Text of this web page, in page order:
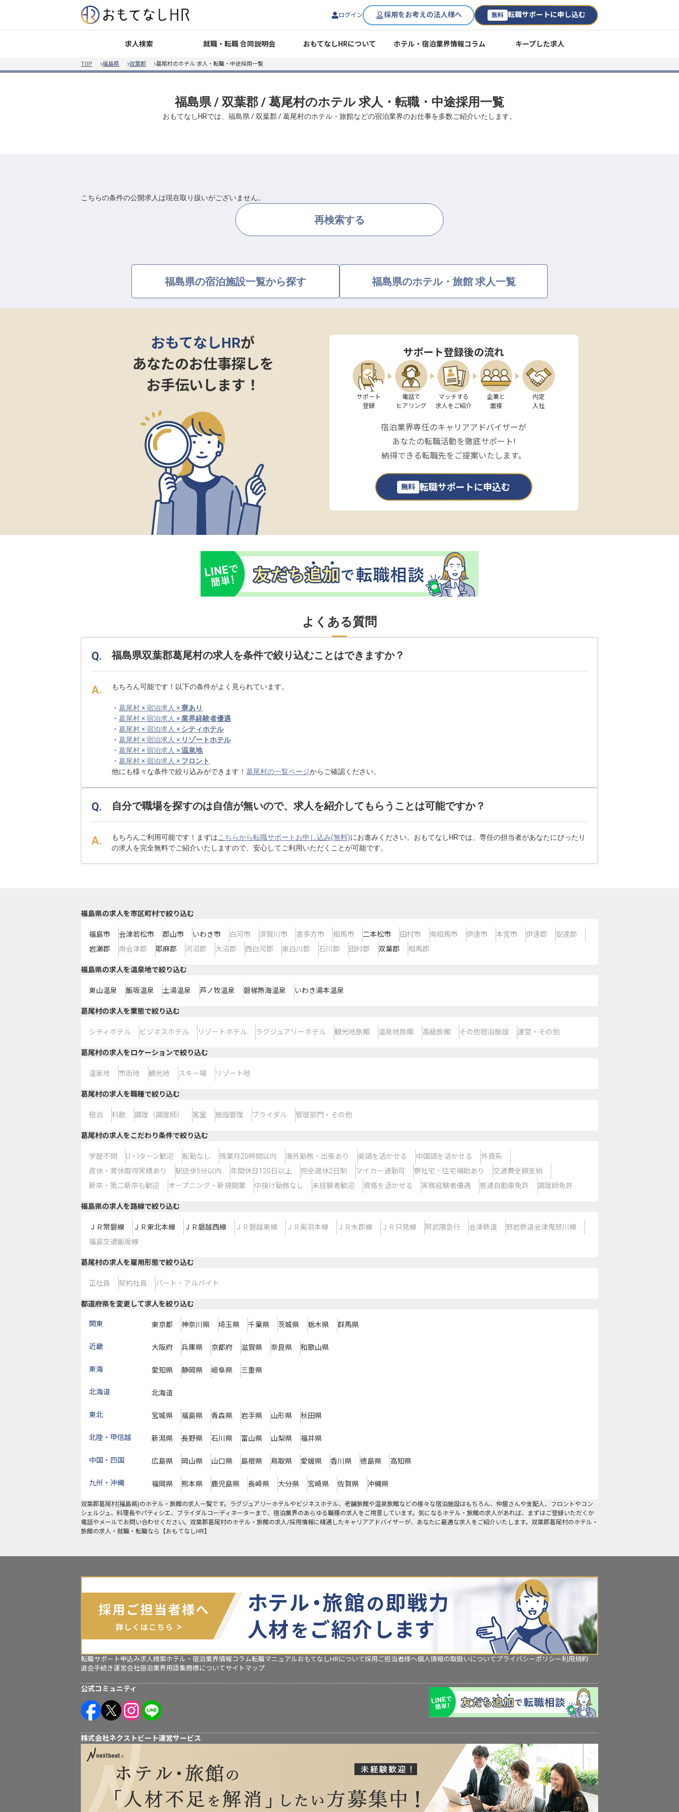
ログイン 採用をお考えの法人様へ 無料 転職サポートに申し込む
求人検索 就職・転職 合同説明会 おもてなしHRについて ホテル・宿泊業界情報コラム キープした求人
TOP 福島県 双葉郡 葛尾村のホテル 求人・転職・中途採用一覧
福島県 / 双葉郡 / 葛尾村のホテル 求人・転職・中途採用一覧
おもてなしHRでは、福島県 / 双葉郡 / 葛尾村のホテル・旅館などの宿泊業界のお仕事を多数ご紹介いたします。
こちらの条件の公開求人は現在取り扱いがございません。
再検索する
福島県の宿泊施設一覧から探す 福島県のホテル・旅館 求人一覧
おもてなしHRが
あなたのお仕事探しを
お手伝いします！
サポート登録後の流れ
サポート
登録
電話で
ヒアリング
マッチする
求人をご紹介
企業と
面接
内定
入社
宿泊業界専任のキャリアアドバイザーが
あなたの転職活動を徹底サポート!
納得できる転職先をご提案いたします。
無料 転職サポートに申込む
よくある質問
福島県双葉郡葛尾村の求人を条件で絞り込むことはできますか？
もちろん可能です！以下の条件がよく見られています。
・ 葛尾村 × 宿泊求人 ×寮あり
・ 葛尾村 × 宿泊求人 ×業界経験者優遇
・ 葛尾村 × 宿泊求人 × シティホテル
・ 葛尾村 × 宿泊求人 × リゾートホテル
・ 葛尾村 × 宿泊求人 ×温泉地
・ 葛尾村 × 宿泊求人 × フロント
他にも様々な条件で絞り込みができます！ 葛尾村の一覧ページからご確認ください。
自分で職場を探すのは自信が無いので、求人を紹介してもらうことは可能ですか？
もちろんご利用可能です！まずはこちらから転職サポートお申し込み(無料)にお進みください。おもてなしHRでは、専任の担当者があなたにぴったり
の求人を完全無料でご紹介いたしますので、安心してご利用いただくことが可能です。
福島県の求人を市区町村で絞り込む
福島市 会津若松市 郡山市 いわき市 白河市 須賀川市 喜多方市 相馬市 二本松市 田村市 南相馬市 伊達市 本宮市 伊達郡
安達郡
岩瀬郡
南会津郡 耶麻郡 河沼郡 大沼郡 西白河郡 東白川郡 石川郡 田村郡 双葉郡 相馬郡
福島県の求人を温泉地で絞り込む
東山温泉 飯坂温泉 土湯温泉 芦ノ牧温泉 磐梯熱海温泉 いわき湯本温泉
葛尾村の求人を業態で絞り込む
シティホテル ビジネスホテル リゾートホテル ラグジュアリーホテル 観光地旅館 温泉地旅館 高級旅館 その他宿泊施設 運営・その他
葛尾村の求人をロケーションで絞り込む
温泉地 市街地 観光地 スキー場 リゾート地
葛尾村の求人を職種で絞り込む
宿泊 料飲 調理（調理師） 客室 施設管理 ブライダル 管理部門・その他
葛尾村の求人をこだわり条件で絞り込む
学歴不問 U・Iターン歓迎 転勤なし 残業月20時間以内 海外勤務・出張あり 英語を活かせる 中国語を活かせる
外資系
産休・育休取得実績あり
駅徒歩5分以内 年間休日120日以上 完全週休2日制 マイカー通勤可 寮社宅・住宅補助あり
交通費全額支給
新卒・第二新卒も歓迎
オープニング・新規開業 中抜け勤務なし 未経験者歓迎 資格を活かせる 実務経験者優遇 普通自動車免許 調理師免許
福島県の求人を路線で絞り込む
ＪＲ常磐線 ＪＲ東北本線 ＪＲ磐越西線 ＪＲ磐越東線 ＪＲ奥羽本線 ＪＲ水郡線 ＪＲ只見線 阿武隈急行 会津鉄道
野岩鉄道会津鬼怒川線
福島交通飯坂線
葛尾村の求人を雇用形態で絞り込む
正社員 契約社員 パート・アルバイト
都道府県を変更して求人を絞り込む
関東 東京都 神奈川県 埼玉県 千葉県 茨城県 栃木県 群馬県
近畿 大阪府 兵庫県 京都府 滋賀県 奈良県 和歌山県
東海 愛知県 静岡県 岐阜県 三重県
北海道 北海道
東北 宮城県 福島県 青森県 岩手県 山形県 秋田県
北陸・甲信越 新潟県 長野県 石川県 富山県 山梨県 福井県
中国・四国 広島県 岡山県 山口県 島根県 鳥取県 愛媛県 香川県 徳島県 高知県
九州・沖縄 福岡県 熊本県 鹿児島県 長崎県 大分県 宮崎県 佐賀県 沖縄県
双葉郡葛尾村(福島県)のホテル・旅館の求人一覧です。ラグジュアリーホテルやビジネスホテル、老舗旅館や温泉旅館などの様々な宿泊施設はもちろん、仲居さんや支配人、フロントやコン
シェルジュ、料理長やパティシエ、ブライダルコーディネーターまで、宿泊業界のあらゆる職種の求人をご用意しています。気になるホテル・旅館の求人があれば、まずはご登録いただくか
電話やメールでお問い合わせください。双葉郡葛尾村のホテル・旅館の求人/採用情報に精通したキャリアアドバイザーが、あなたに最適な求人をご紹介いたします。双葉郡葛尾村のホテル・
旅館の求人・就職・転職なら【おもてなしHR】
転職サポート申込み求人検索ホテル・宿泊業界情報コラム転職マニュアルおもてなしHRについて採用ご担当者様へ個人情報の取扱いについてプライバシーポリシー利用規約
退会手続き運営会社宿泊業界用語集商標についてサイトマップ
公式コミュニティ
株式会社ネクストビート運営サービス